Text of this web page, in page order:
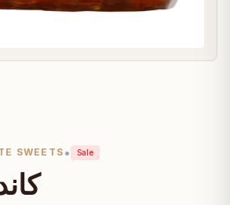
SWEETS • Sale